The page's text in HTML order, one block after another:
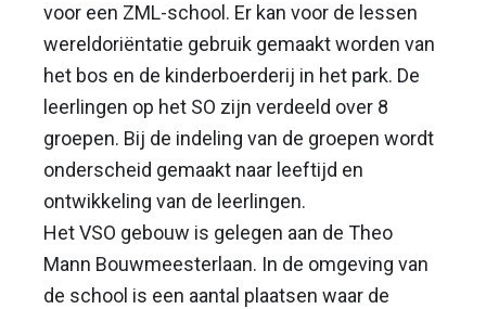
voor een ZML-school. Er kan voor de lessen
wereldoriëntatie gebruik gemaakt worden van
het bos en de kinderboerderij in het park. De
leerlingen op het SO zijn verdeeld over 8
groepen. Bij de indeling van de groepen wordt
onderscheid gemaakt naar leeftijd en
ontwikkeling van de leerlingen.
Het VSO gebouw is gelegen aan de Theo
Mann Bouwmeesterlaan. In de omgeving van
de school is een aantal plaatsen waar de